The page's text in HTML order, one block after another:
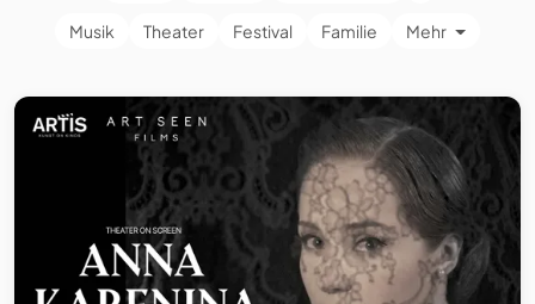
Musik Theater Festival Familie Mehr